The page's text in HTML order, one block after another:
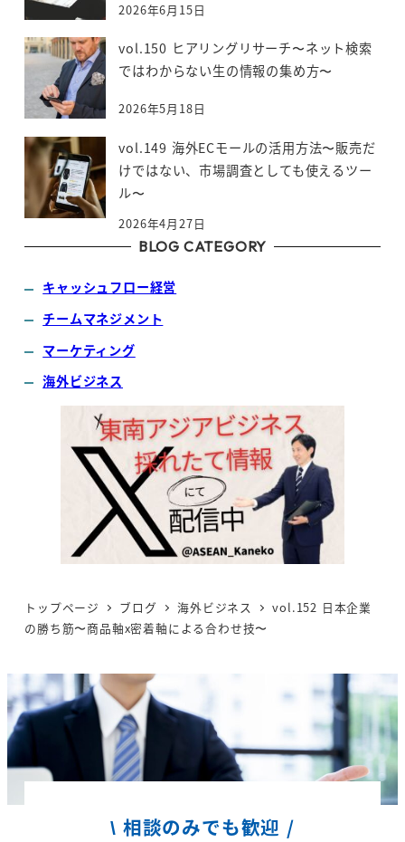
2026年6月15日
vol.150 ヒアリングリサーチ〜ネット検索
ではわからない生の情報の集め方〜
2026年5月18日
vol.149 海外ECモールの活用方法〜販売だ
けではない、市場調査としても使えるツー
ル〜
2026年4月27日
BLOG CATEGORY
キャッシュフロー経営
チームマネジメント
マーケティング
海外ビジネス
トップページ ブログ 海外ビジネス
vol.152 日本企業
の勝ち筋〜商品軸x密着軸による合わせ技〜
\ 相談のみでも歓迎 /